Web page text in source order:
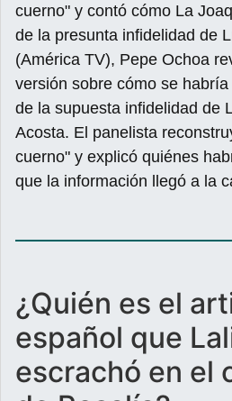
cuerno" y contó cómo La
de la presunta infidelidad de
(América TV), Pepe Ochoa
versión sobre cómo se
de la supuesta infidelidad de
Acosta. El panelista
cuerno" y explicó quiénes
que la información llegó a la
¿Quién es el
español que
escrachó en el